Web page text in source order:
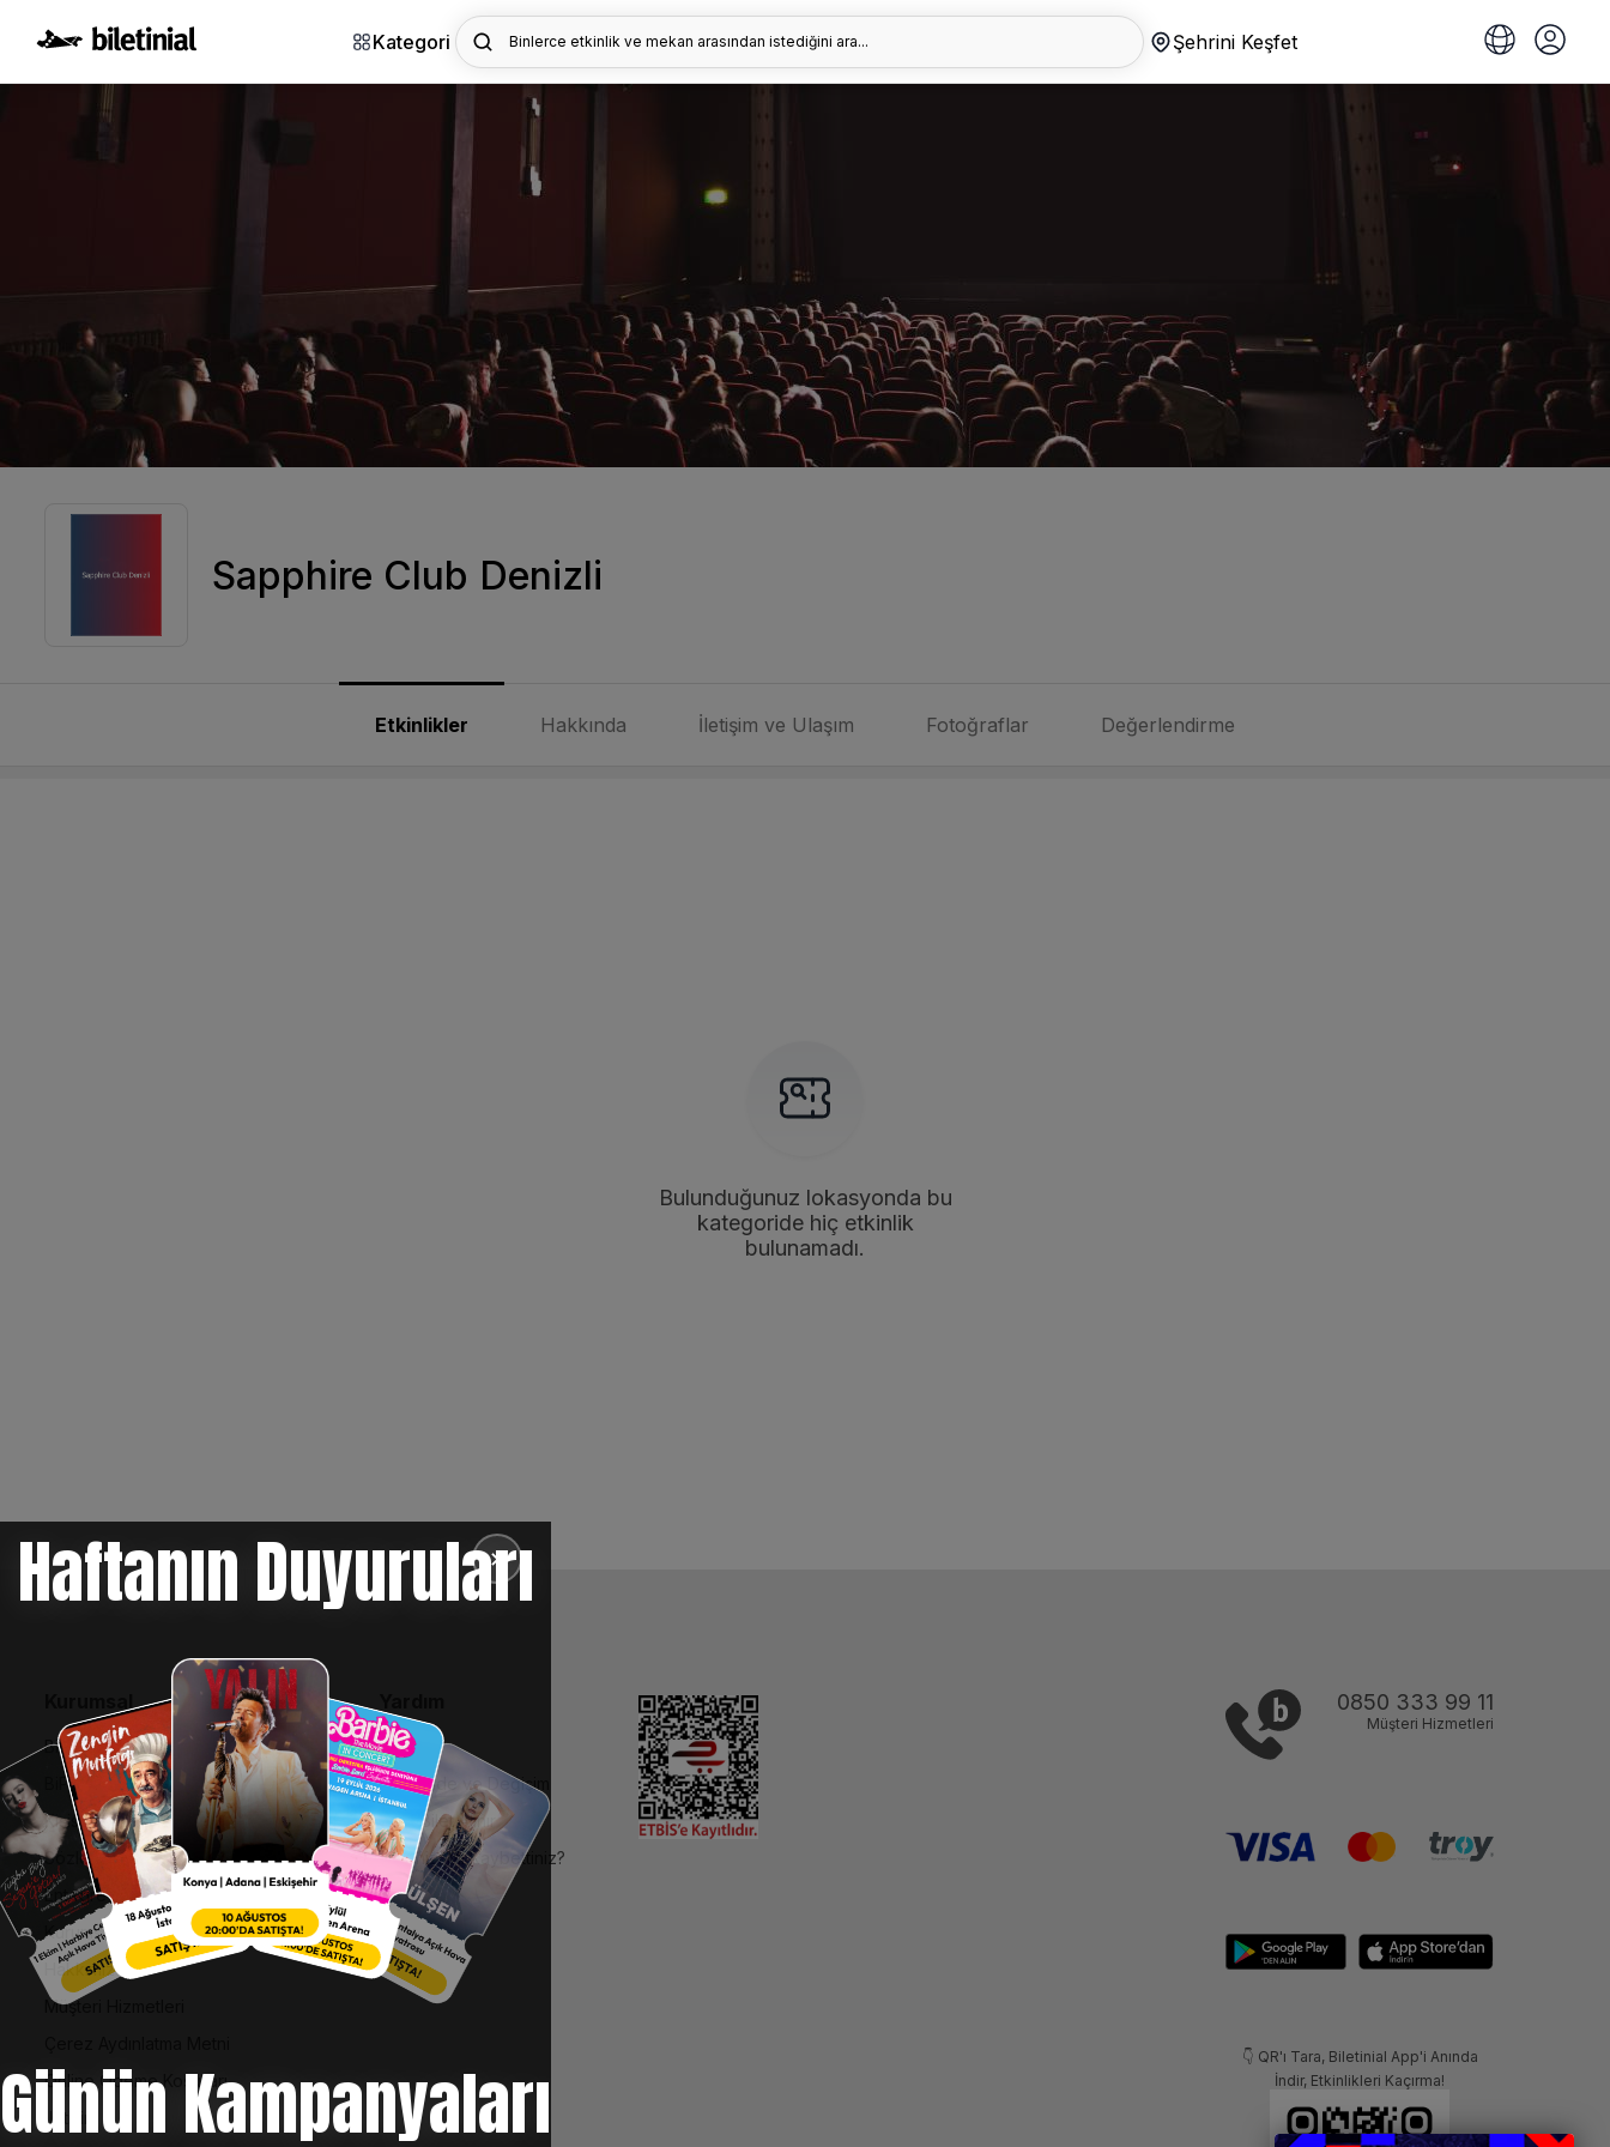
Kategori Binlerce etkinlik ve mekan arasından istediğini ara... Şehrini Keşfet
Sapphire Club Denizli
Etkinlikler Hakkında İletişim ve Ulaşım Fotoğraflar Değerlendirme
Bulunduğunuz lokasyonda bu
kategoride hiç etkinlik
bulunamadı.
✕
Haftanın Duyuruları
Günün Kampanyaları
Kurumsal
Bilgi Toplumu Hizmetleri
BiPuan Kurallar & Koşullar
Kişisel Verilerin Korunması
Sözleşme ve Politikalar
Entegre Yönetim Sistemi Politikası
Kurumsal Kimlik
Hakkımızda
Müşteri Hizmetleri
Online Ödeme Koşulları
İletişim
SSS
İptal, İade ve Değişim
Nasıl Bilet Alınır
Biletinizi Mi Kaybettiniz?
0850 333 99 11
Müşteri Hizmetleri
👇 QR'ı Tara, Biletinial App'i Anında
İndir, Etkinlikleri Kaçırma!